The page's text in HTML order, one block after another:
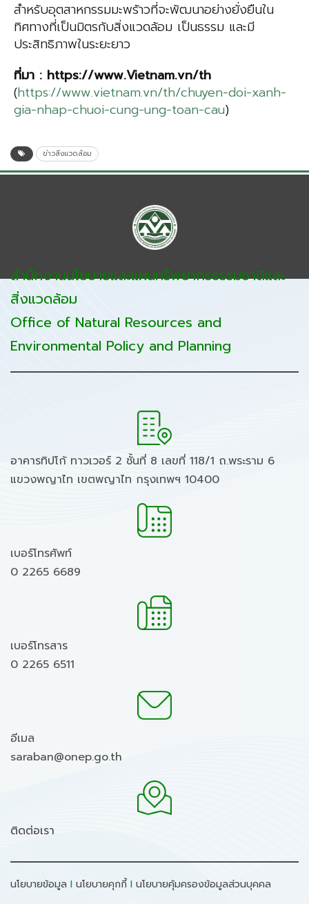
สำหรับอุตสาหกรรมมะพร้าวที่จะพัฒนาอย่างยั่งยืนใน
ทิศทางที่เป็นมิตรกับสิ่งแวดล้อม เป็นธรรม และมี
ประสิทธิภาพในระยะยาว
ที่มา : https://www.Vietnam.vn/th
(https://www.vietnam.vn/th/chuyen-doi-xanh-
gia-nhap-chuoi-cung-ung-toan-cau)
ข่าวสิ่งแวดล้อม
สำนักงานนโยบายและแผนทรัพยากรธรรมชาติและ
สิ่งแวดล้อม
Office of Natural Resources and
Environmental Policy and Planning
อาคารทิปโก้ ทาวเวอร์ 2 ชั้นที่ 8 เลขที่ 118/1 ถ.พระราม 6
แขวงพญาไท เขตพญาไท กรุงเทพฯ 10400
เบอร์โทรศัพท์
0 2265 6689
เบอร์โทรสาร
0 2265 6511
อีเมล
saraban@onep.go.th
ติดต่อเรา
นโยบายข้อมูล I นโยบายคุกกี้ I นโยบายคุ้มครองข้อมูลส่วนบุคคล